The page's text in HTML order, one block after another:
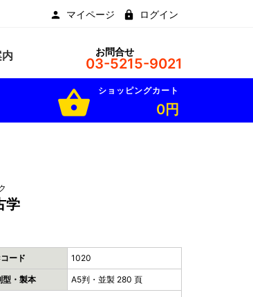
マイページ ログイン
お問合せ
03-5215-9021
shopping_basket ショッピングカート
0円
学
ード 1020
型・製本 A5判・並製 280 頁